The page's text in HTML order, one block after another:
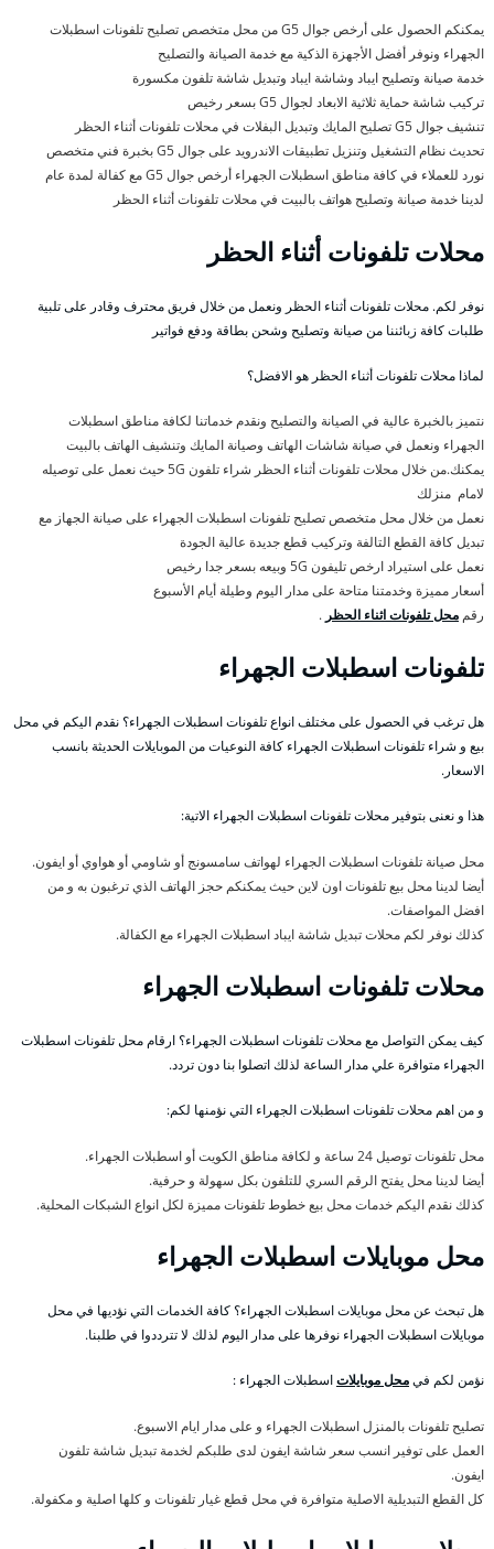
يمكنكم الحصول على أرخص جوال G5 من محل متخصص تصليح تلفونات اسطبلات
الجهراء ونوفر أفضل الأجهزة الذكية مع خدمة الصيانة والتصليح
خدمة صيانة وتصليح ايباد وشاشة ايباد وتبديل شاشة تلفون مكسورة
تركيب شاشة حماية ثلاثية الابعاد لجوال G5 بسعر رخيص
تنشيف جوال G5 تصليح المايك وتبديل البفلات في محلات تلفونات أثناء الحظر
تحديث نظام التشغيل وتنزيل تطبيقات الاندرويد على جوال G5 بخبرة فني متخصص
نورد للعملاء في كافة مناطق اسطبلات الجهراء أرخص جوال G5 مع كفالة لمدة عام
لدينا خدمة صيانة وتصليح هواتف بالبيت في محلات تلفونات أثناء الحظر
محلات تلفونات أثناء الحظر
نوفر لكم. محلات تلفونات أثناء الحظر ونعمل من خلال فريق محترف وقادر على تلبية
طلبات كافة زبائننا من صيانة وتصليح وشحن بطاقة ودفع فواتير
لماذا محلات تلفونات أثناء الحظر هو الافضل؟
نتميز بالخبرة عالية في الصيانة والتصليح ونقدم خدماتنا لكافة مناطق اسطبلات
الجهراء ونعمل في صيانة شاشات الهاتف وصيانة المايك وتنشيف الهاتف بالبيت
يمكنك.من خلال محلات تلفونات أثناء الحظر شراء تلفون 5G حيث نعمل على توصيله
لامام منزلك
نعمل من خلال محل متخصص تصليح تلفونات اسطبلات الجهراء على صيانة الجهاز مع
تبديل كافة القطع التالفة وتركيب قطع جديدة عالية الجودة
نعمل على استيراد ارخص تليفون 5G وبيعه بسعر جدا رخيص
أسعار مميزة وخدمتنا متاحة على مدار اليوم وطيلة أيام الأسبوع
رقممحل تلفونات اثناء الحظر .
تلفونات اسطبلات الجهراء
هل ترغب في الحصول على مختلف انواع تلفونات اسطبلات الجهراء؟ نقدم اليكم في محل
بيع و شراء تلفونات اسطبلات الجهراء كافة النوعيات من الموبايلات الحديثة بانسب
الاسعار.
هذا و نعنى بتوفير محلات تلفونات اسطبلات الجهراء الاتية:
محل صيانة تلفونات اسطبلات الجهراء لهواتف سامسونج أو شاومي أو هواوي أو ايفون.
أيضا لدينا محل بيع تلفونات اون لاين حيث يمكنكم حجز الهاتف الذي ترغبون به و من
افضل المواصفات.
كذلك نوفر لكم محلات تبديل شاشة ايباد اسطبلات الجهراء مع الكفالة.
محلات تلفونات اسطبلات الجهراء
كيف يمكن التواصل مع محلات تلفونات اسطبلات الجهراء؟ ارقام محل تلفونات اسطبلات
الجهراء متوافرة علي مدار الساعة لذلك اتصلوا بنا دون تردد.
و من اهم محلات تلفونات اسطبلات الجهراء التي نؤمنها لكم:
محل تلفونات توصيل 24 ساعة و لكافة مناطق الكويت أو اسطبلات الجهراء.
أيضا لدينا محل يفتح الرقم السري للتلفون بكل سهولة و حرفية.
كذلك نقدم اليكم خدمات محل بيع خطوط تلفونات مميزة لكل انواع الشبكات المحلية.
محل موبايلات اسطبلات الجهراء
هل تبحث عن محل موبايلات اسطبلات الجهراء؟ كافة الخدمات التي نؤديها في محل
موبايلات اسطبلات الجهراء نوفرها على مدار اليوم لذلك لا تترددوا في طلبنا.
نؤمن لكم فيمحل موبايلاتاسطبلات الجهراء :
تصليح تلفونات بالمنزل اسطبلات الجهراء و على مدار ايام الاسبوع.
العمل على توفير انسب سعر شاشة ايفون لدى طلبكم لخدمة تبديل شاشة تلفون
ايفون.
كل القطع التبديلية الاصلية متوافرة في محل قطع غيار تلفونات و كلها اصلية و مكفولة.